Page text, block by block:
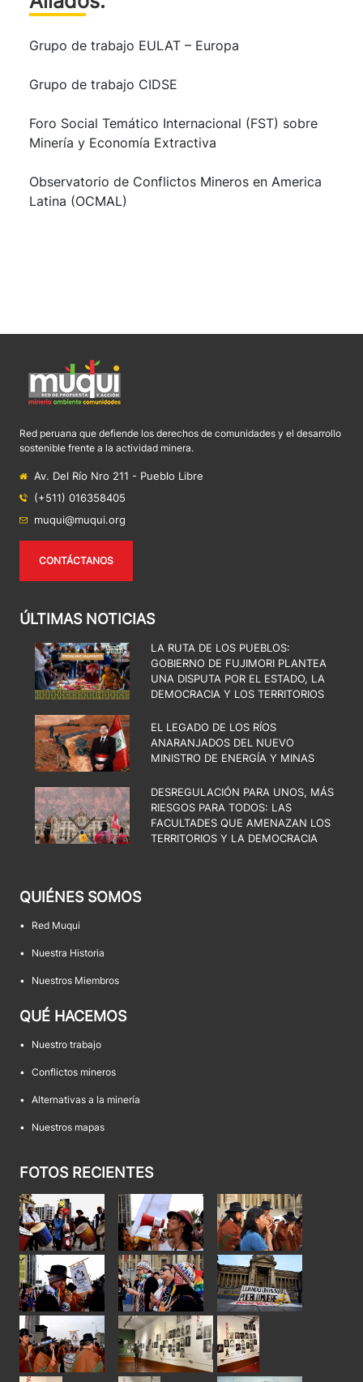
Grupo de trabajo EULAT – Europa
Grupo de trabajo CIDSE
Foro Social Temático Internacional (FST) sobre
Minería y Economía Extractiva
Observatorio de Conflictos Mineros en America
Latina (OCMAL)
Red peruana que defiende los derechos de comunidades y el desarrollo
sostenible frente a la actividad minera.
Av. Del Río Nro 211 - Pueblo Libre
(+511) 016358405
muqui@muqui.org
CONTÁCTANOS
ÚLTIMAS NOTICIAS
LA RUTA DE LOS PUEBLOS:
GOBIERNO DE FUJIMORI PLANTEA
UNA DISPUTA POR EL ESTADO, LA
DEMOCRACIA Y LOS TERRITORIOS
EL LEGADO DE LOS RÍOS
ANARANJADOS DEL NUEVO
MINISTRO DE ENERGÍA Y MINAS
DESREGULACIÓN PARA UNOS, MÁS
RIESGOS PARA TODOS: LAS
FACULTADES QUE AMENAZAN LOS
TERRITORIOS Y LA DEMOCRACIA
QUIÉNES SOMOS
• Red Muqui
• Nuestra Historia
• Nuestros Miembros
QUÉ HACEMOS
• Nuestro trabajo
• Conflictos mineros
• Alternativas a la minería
• Nuestros mapas
FOTOS RECIENTES